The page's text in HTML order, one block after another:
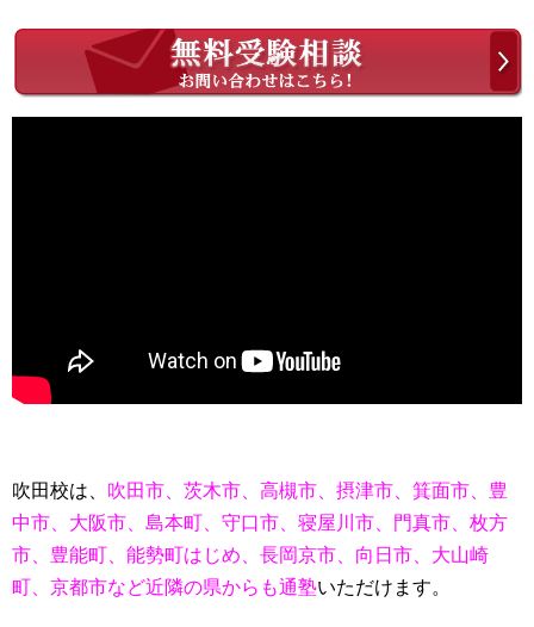
吹田校は、 吹田市、茨木市、高槻市、摂津市、箕面市、豊
中市、大阪市、島本町、守口市、寝屋川市、門真市、枚方
市、豊能町、能勢町はじめ、長岡京市、向日市、大山崎
町、京都市など近隣の県からも通塾いただけます。